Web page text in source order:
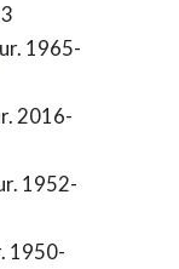
ur. 1965-
2016-
1952-
1950-